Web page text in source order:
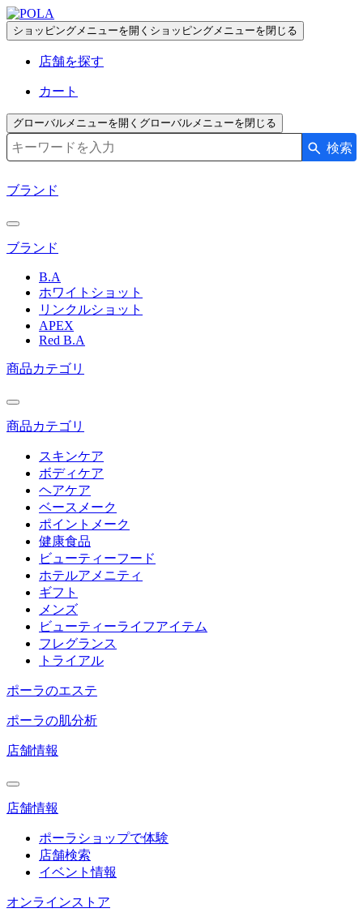
ペ
ー
で
す
コ
テ
エ
ア
へ
ショッピングメニューを開く ショッピングメニューを閉じる
店舗を探す
カート
グローバルメニューを開く グローバルメニューを閉じる
検索キーワード入力 検索
ブランド
ブランド
B.A
ホワイトショット
リンクルショット
APEX
Red B.A
商品カテゴリ
商品カテゴリ
スキンケア
ボディケア
ヘアケア
ベースメーク
ポイントメーク
健康食品
ビューティーフード
ホテルアメニティ
ギフト
メンズ
ビューティーライフアイテム
フレグランス
トライアル
ポーラのエステ
ポーラの肌分析
店舗情報
店舗情報
ポーラショップで体験
店舗検索
イベント情報
オンラインストア